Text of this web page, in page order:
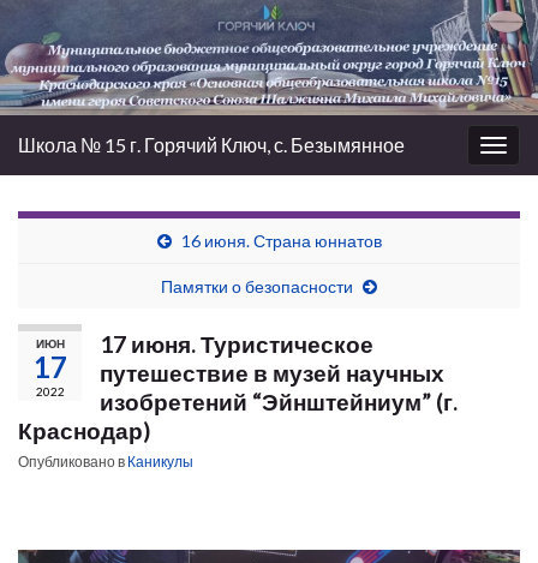
Вкл/
выкл
Школа № 15 г. Горячий Ключ, с. Безымянное
16 июня. Страна юннатов
Памятки о безопасности
ИЮН
17
2022
17 июня. Туристическое
путешествие в музей научных
изобретений “Эйнштейниум” (г.
Краснодар)
Опубликовано в Каникулы